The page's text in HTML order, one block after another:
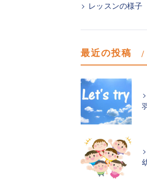
レッスンの様子
最近の投稿